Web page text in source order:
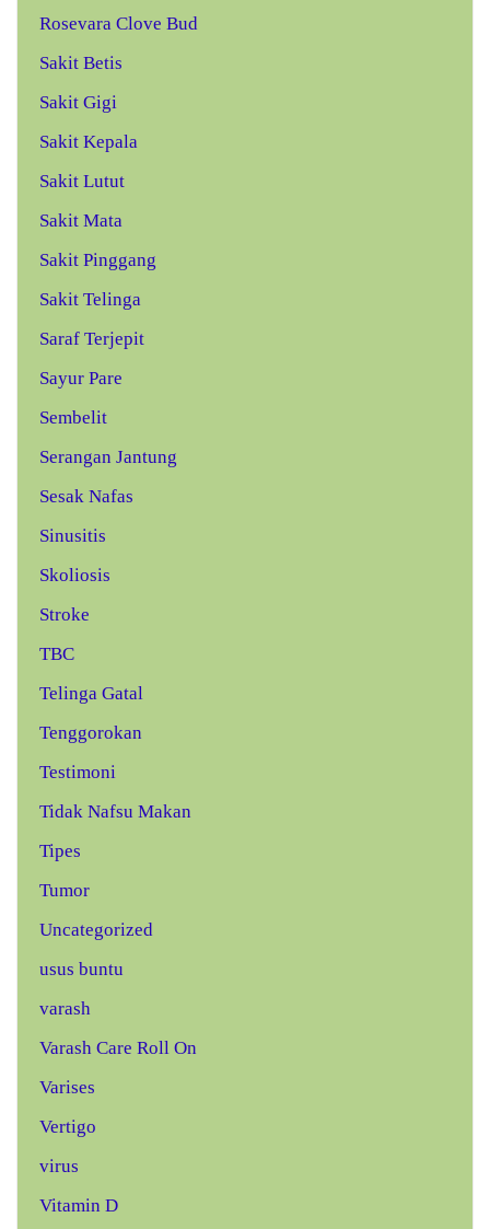
Rosevara Clove Bud
Sakit Betis
Sakit Gigi
Sakit Kepala
Sakit Lutut
Sakit Mata
Sakit Pinggang
Sakit Telinga
Saraf Terjepit
Sayur Pare
Sembelit
Serangan Jantung
Sesak Nafas
Sinusitis
Skoliosis
Stroke
TBC
Telinga Gatal
Tenggorokan
Testimoni
Tidak Nafsu Makan
Tipes
Tumor
Uncategorized
usus buntu
varash
Varash Care Roll On
Varises
Vertigo
virus
Vitamin D